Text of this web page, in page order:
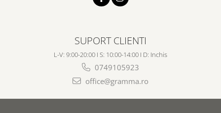
SUPORT CLIENTI
L-V: 9:00-20:00 I S: 10:00-14:00 I D: Inchis
0749105923
office@gramma.ro